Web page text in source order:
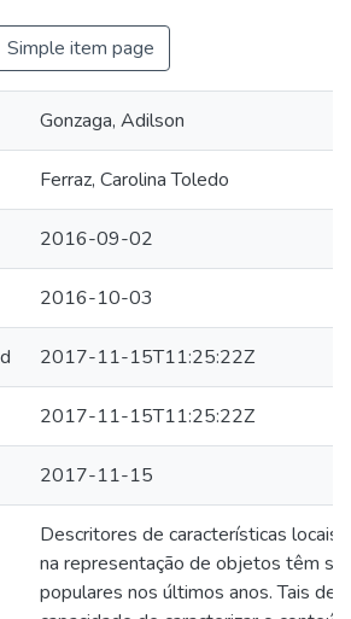
Simple item page
Gonzaga, Adilson
Ferraz, Carolina Toledo
2016-09-02
2016-10-03
2017-11-15T11:25:22Z
2017-11-15T11:25:22Z
2017-11-15
Descritores de características locais
na representação de objetos têm
populares nos últimos anos. Tais